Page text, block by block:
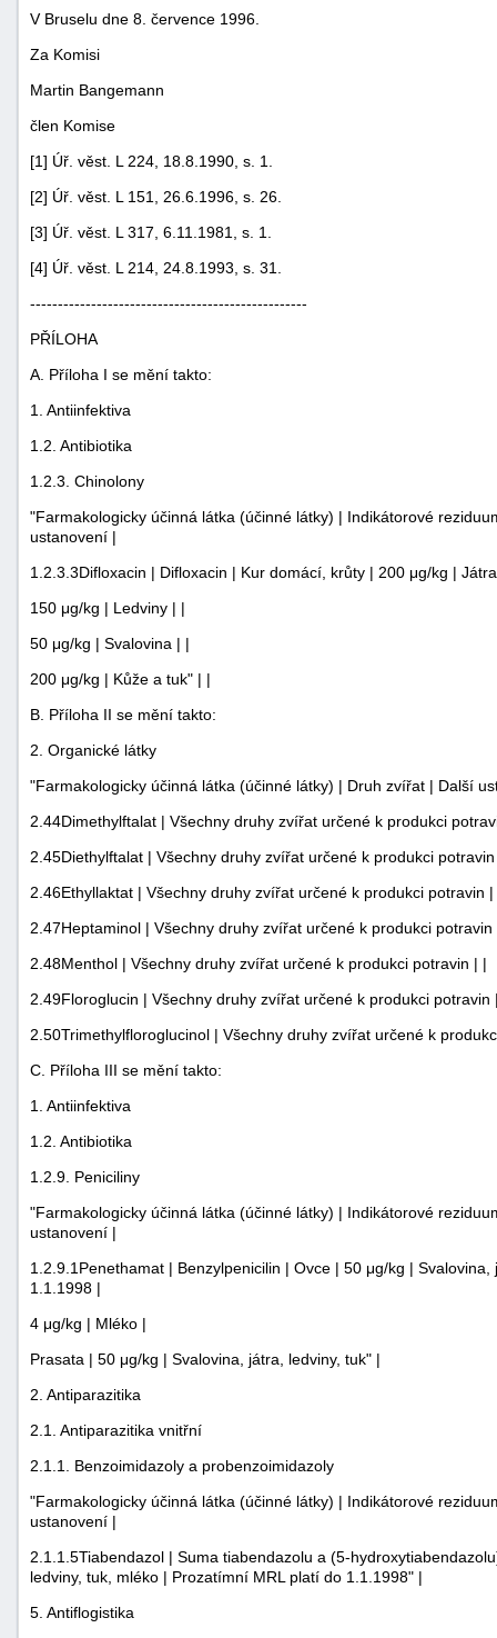
V Bruselu dne 8. července 1996.
Za Komisi
Martin Bangemann
člen Komise
[1] Úř. věst. L 224, 18.8.1990, s. 1.
[2] Úř. věst. L 151, 26.6.1996, s. 26.
[3] Úř. věst. L 317, 6.11.1981, s. 1.
[4] Úř. věst. L 214, 24.8.1993, s. 31.
--------------------------------------------------
PŘÍLOHA
A. Příloha I se mění takto:
1. Antiinfektiva
1.2. Antibiotika
1.2.3. Chinolony
"Farmakologicky účinná látka (účinné látky) | Indikátorové
ustanovení |
1.2.3.3Difloxacin | Difloxacin | Kur domácí, krůty | 200 μg/kg |
150 μg/kg | Ledviny | |
50 μg/kg | Svalovina | |
200 μg/kg | Kůže a tuk" | |
B. Příloha II se mění takto:
2. Organické látky
"Farmakologicky účinná látka (účinné látky) | Druh zvířat | Další
2.44Dimethylftalat | Všechny druhy zvířat určené k produkci
2.45Diethylftalat | Všechny druhy zvířat určené k produkci
2.46Ethyllaktat | Všechny druhy zvířat určené k produkci potravin |
2.47Heptaminol | Všechny druhy zvířat určené k produkci potravin
2.48Menthol | Všechny druhy zvířat určené k produkci potravin | |
2.49Floroglucin | Všechny druhy zvířat určené k produkci potravin
2.50Trimethylfloroglucinol | Všechny druhy zvířat určené k
C. Příloha III se mění takto:
1. Antiinfektiva
1.2. Antibiotika
1.2.9. Peniciliny
"Farmakologicky účinná látka (účinné látky) | Indikátorové
ustanovení |
1.2.9.1Penethamat | Benzylpenicilin | Ovce | 50 μg/kg |
1.1.1998 |
4 μg/kg | Mléko |
Prasata | 50 μg/kg | Svalovina, játra, ledviny, tuk" |
2. Antiparazitika
2.1. Antiparazitika vnitřní
2.1.1. Benzoimidazoly a probenzoimidazoly
"Farmakologicky účinná látka (účinné látky) | Indikátorové
ustanovení |
2.1.1.5Tiabendazol | Suma tiabendazolu a (5-
ledviny, tuk, mléko | Prozatímní MRL platí do 1.1.1998" |
5. Antiflogistika